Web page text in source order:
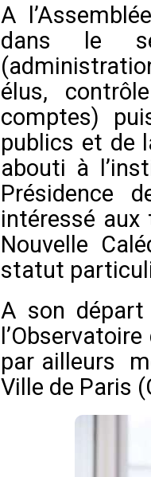
A
dans le
élus,
comptes)
publics et de
abouti à
Présidence
intéressé aux
Nouvelle
statut
A son départ
par ailleurs
Ville de Paris